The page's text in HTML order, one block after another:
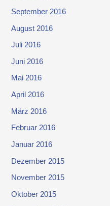
September 2016
August 2016
Juli 2016
Juni 2016
Mai 2016
April 2016
März 2016
Februar 2016
Januar 2016
Dezember 2015
November 2015
Oktober 2015